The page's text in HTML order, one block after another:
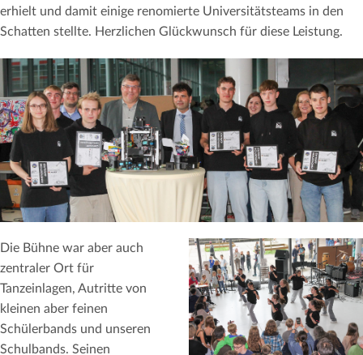
erhielt und damit einige renomierte Universitätsteams in den
Schatten stellte. Herzlichen Glückwunsch für diese Leistung.
Die Bühne war aber auch
zentraler Ort für
Tanzeinlagen, Autritte von
kleinen aber feinen
Schülerbands und unseren
Schulbands. Seinen